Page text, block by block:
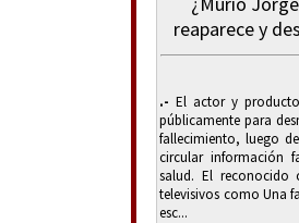
reaparece y
.- El actor y
públicamente para
fallecimiento, luego
circular información
salud. El reconocido
televisivos como Una
esc...